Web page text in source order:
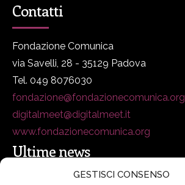
GESTISCI CONSENSO
Contatti
Fondazione Comunica
via Savelli, 28 - 35129 Padova
Tel. 049 8076030
fondazione@fondazionecomunica.org
digitalmeet@digitalmeet.it
www.fondazionecomunica.org
Ultime news